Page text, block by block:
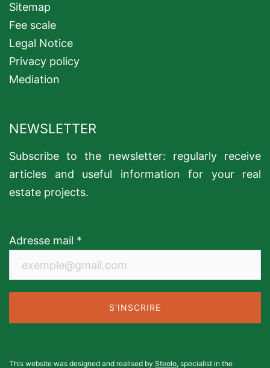
Sitemap
Fee scale
Legal Notice
Privacy policy
Mediation
NEWSLETTER
Subscribe to the newsletter: regularly receive
articles and useful information for your real
estate projects.
Adresse mail *
This website was designed and realised by Steolo, specialist in the